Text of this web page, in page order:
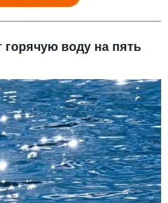
горячую воду на пять